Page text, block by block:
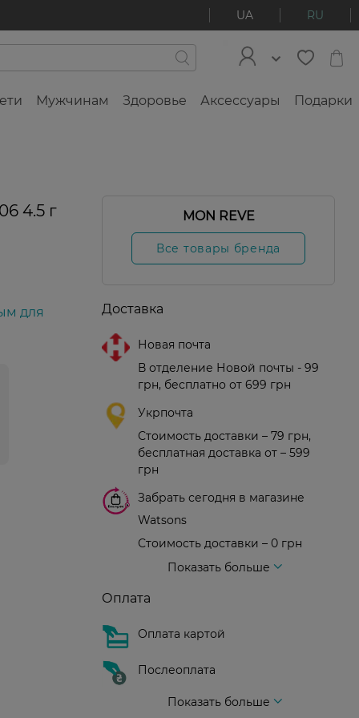
UA RU
Мужчинам Здоровье Аксессуары Подарки
4.5 г
для
MON REVE
Все товары бренда
Доставка
Новая почта
В отделение Новой почты - 99
грн, бесплатно от 699 грн
Укрпочта
Стоимость доставки – 79 грн,
бесплатная доставка от – 599
грн
Забрать сегодня в магазине
Watsons
Стоимость доставки – 0 грн
Показать больше
Оплата
Оплата картой
Послеоплата
Показать больше